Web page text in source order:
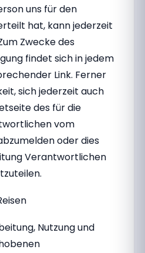
uns für den
hat, kann jederzeit
Zwecke des
findet sich in jedem
Link. Ferner
sich jederzeit auch
des für die
vom
oder dies
Verantwortlichen
Nutzung und